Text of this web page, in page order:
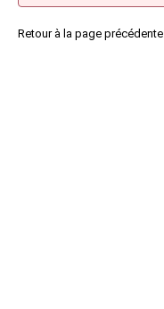
Retour à la page précédente.